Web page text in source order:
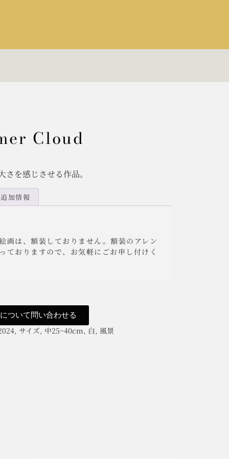
Cloud
さを感じさせる作品。
追加情報
画は、額装しておりません。額装のアレン
ておりますので、お気軽にごお申し付けく
ついて問い合わせる
, サイズ, 中25~40cm, 白, 風景